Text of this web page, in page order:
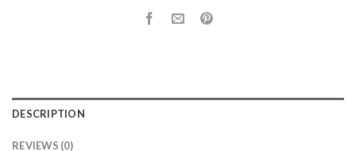
DESCRIPTION
REVIEWS (0)